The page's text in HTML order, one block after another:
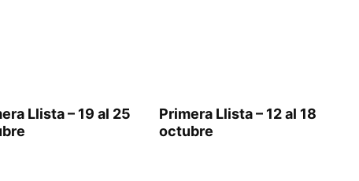
Llista – 19 al 25
Primera Llista – 12 al 18
octubre